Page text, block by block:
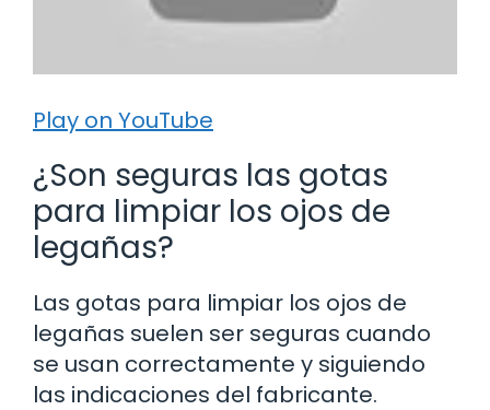
Play on YouTube
¿Son seguras las gotas
para limpiar los ojos de
legañas?
Las gotas para limpiar los ojos de
legañas suelen ser seguras cuando
se usan correctamente y siguiendo
las indicaciones del fabricante.